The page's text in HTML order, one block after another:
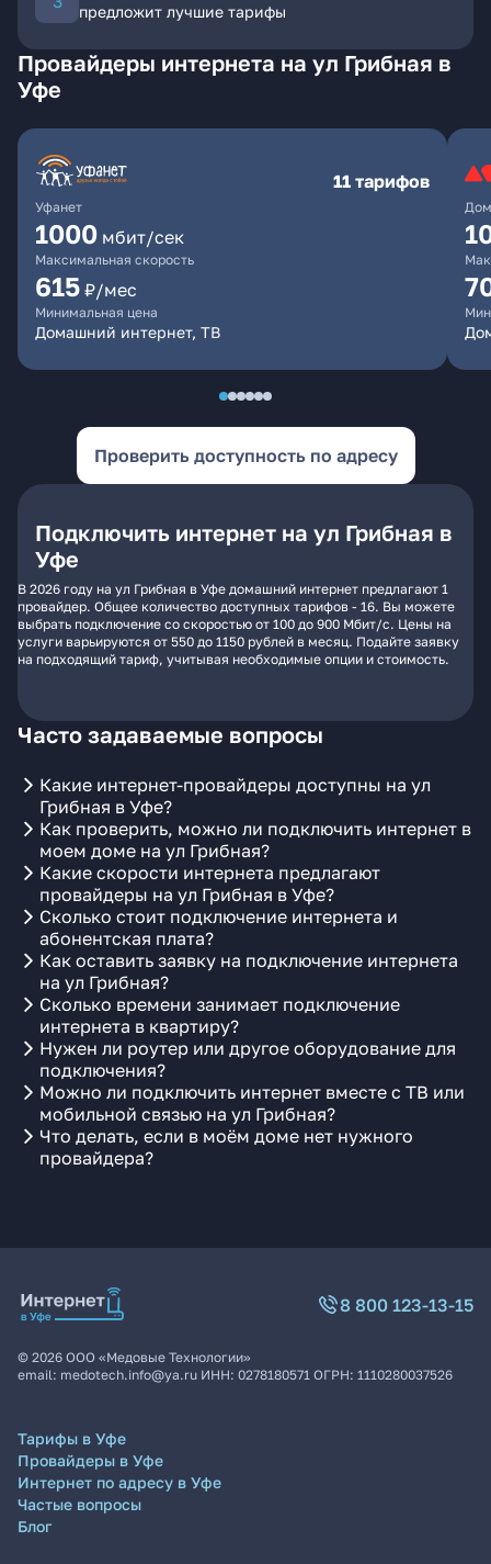
предложит лучшие тарифы
Провайдеры интернета на ул Грибная в
Уфе
Уфанет
11 тарифов
1000 мбит/сек
Максимальная скорость
615 ₽/мес
Минимальная цена
Домашний интернет, ТВ
Проверить доступность по адресу
Подключить интернет на ул Грибная в
Уфе
В 2026 году на ул Грибная в Уфе домашний интернет предлагают 1
провайдер. Общее количество доступных тарифов - 16. Вы можете
выбрать подключение со скоростью от 100 до 900 Мбит/с. Цены на
услуги варьируются от 550 до 1150 рублей в месяц. Подайте заявку
на подходящий тариф, учитывая необходимые опции и стоимость.
Часто задаваемые вопросы
Какие интернет-провайдеры доступны на ул
Грибная в Уфе?
Как проверить, можно ли подключить интернет в
моем доме на ул Грибная?
Какие скорости интернета предлагают
провайдеры на ул Грибная в Уфе?
Сколько стоит подключение интернета и
абонентская плата?
Как оставить заявку на подключение интернета
на ул Грибная?
Сколько времени занимает подключение
интернета в квартиру?
Нужен ли роутер или другое оборудование для
подключения?
Можно ли подключить интернет вместе с ТВ или
мобильной связью на ул Грибная?
Что делать, если в моём доме нет нужного
провайдера?
8 800 123-13-15
© 2026 ООО «Медовые Технологии»
email: medotech.info@ya.ru ИНН: 0278180571 ОГРН: 1110280037526
Тарифы в Уфе
Провайдеры в Уфе
Интернет по адресу в Уфе
Частые вопросы
Блог